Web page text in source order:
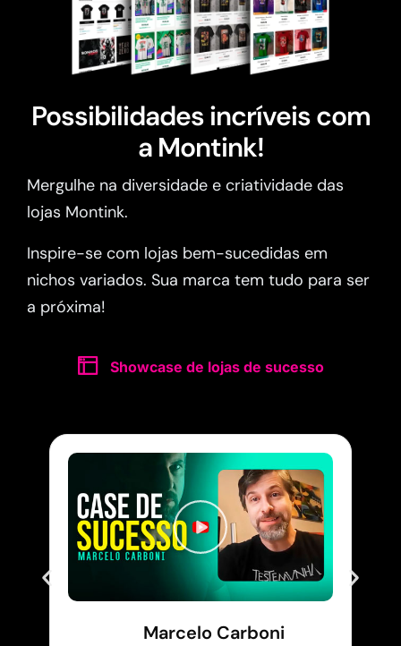
Possibilidades incríveis com
a Montink!
Mergulhe na diversidade e criatividade das
lojas Montink.
Inspire-se com lojas bem-sucedidas em
nichos variados. Sua marca tem tudo para ser
a próxima!
Showcase de lojas de sucesso
Marcelo Carboni